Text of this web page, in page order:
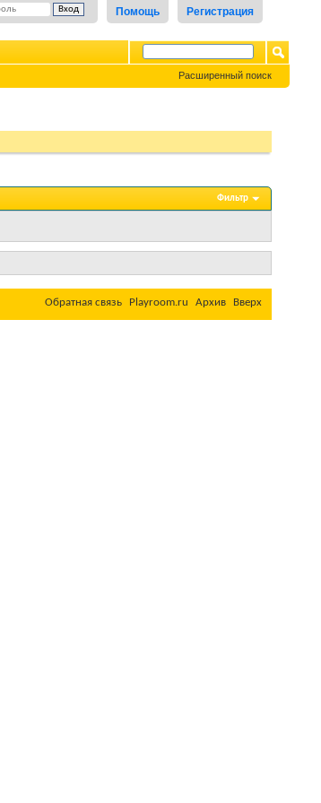
Регистрация
Помощь
Расширенный поиск
Фильтр
Обратная связь Playroom.ru Архив Вверх